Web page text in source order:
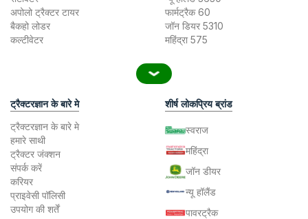
अपोलो ट्रैक्टर टायर
बैकहो लोडर
कल्टीवेटर
फार्मट्रैक 60
जॉन डियर 5310
महिंद्रा 575
ट्रैक्टरज्ञान के बारे मे
ट्रैक्टरज्ञान के बारे मे
हमारे साथी
ट्रैक्टर जंक्शन
संपर्क करें
करियर
प्राइवेसी पॉलिसी
उपयोग की शर्तें
शीर्ष लोकप्रिय ब्रांड
स्वराज
महिंद्रा
जॉन डीयर
न्यू हॉलैंड
पावरट्रैक